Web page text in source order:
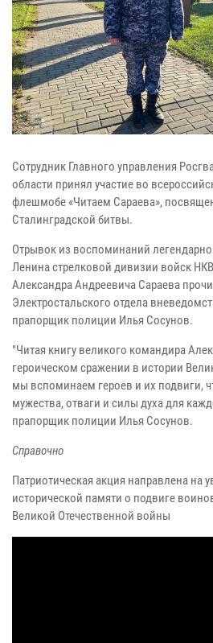
Сотрудник Главного управления
области принял участие во
флешмобе «Читаем Сараева»,
Сталинградской битвы.
Отрывок из воспоминаний
Ленина стрелковой дивизии войск
Александра Андреевича Сараева
Электростальского отдела
прапорщик полиции Илья Сосунов.
"Читая книгу великого командира
героическом сражении в истории
мы вспоминаем героев и их подвиги,
мужества, отваги и силы духа для
прапорщик полиции Илья Сосунов.
Справочно
Патриотическая акция направлена на
исторической памяти о подвиге
Великой Отечественной войны